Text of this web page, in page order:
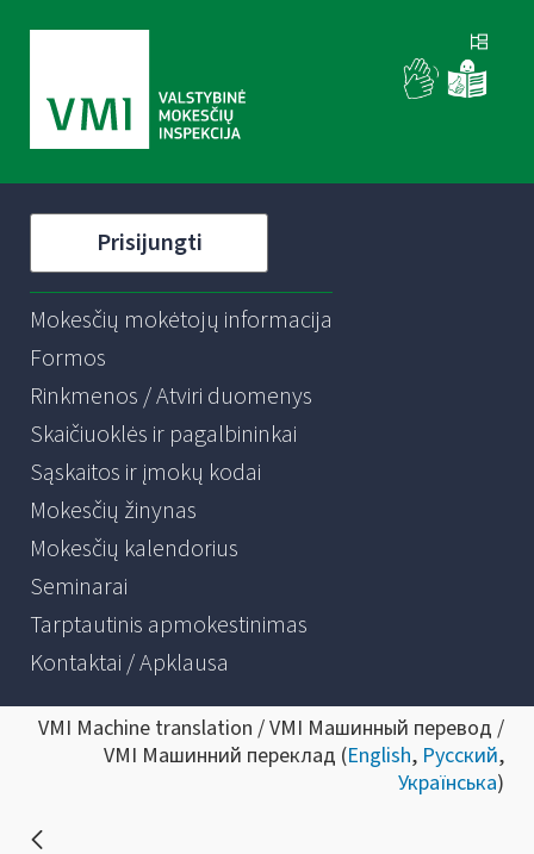
Prisijungti
Mokesčių mokėtojų informacija
Formos
Rinkmenos / Atviri duomenys
Skaičiuoklės ir pagalbininkai
Sąskaitos ir įmokų kodai
Mokesčių žinynas
Mokesčių kalendorius
Seminarai
Tarptautinis apmokestinimas
Kontaktai / Apklausa
VMI Machine translation / VMI Машинный перевод /
VMI Машинний переклад (English, Русский,
Українська)